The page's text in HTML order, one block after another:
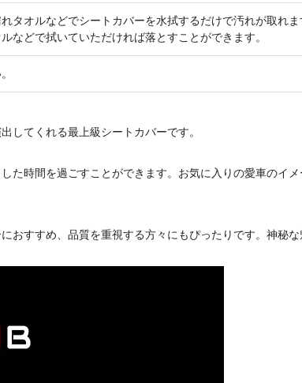
タオルなどでシートカバーを水拭するだけで汚れが取れま
などで拭いていただければ落とすことができます。
してくれる最上級シートカバーです。
た時間を過ごすことができます。お気に入りの愛車のイ
おすすめ、品質を重視する方々にもぴったりです。神秘な